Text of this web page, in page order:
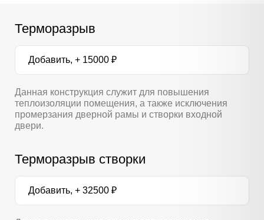
Терморазрыв
Добавить, + 15000 ₽
Данная конструкция служит для повышения
теплоизоляции помещения, а также исключения
промерзания дверной рамы и створки входной
двери.
Терморазрыв створки
Добавить, + 32500 ₽